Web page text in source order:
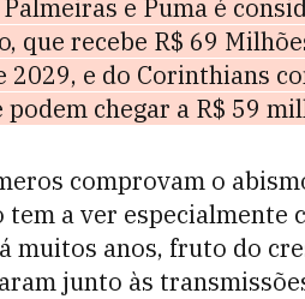
e Puma é
que recebe R$ 69
e do Corinthians
chegar a R$ 59
comprovam o
a ver especialmente
muitos anos, fruto do
junto às